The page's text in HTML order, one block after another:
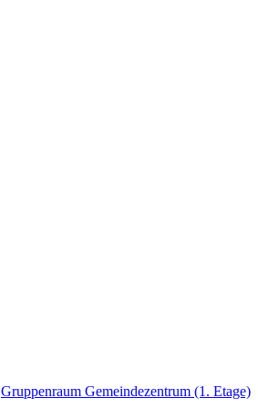
Gruppenraum Gemeindezentrum (1. Etage)